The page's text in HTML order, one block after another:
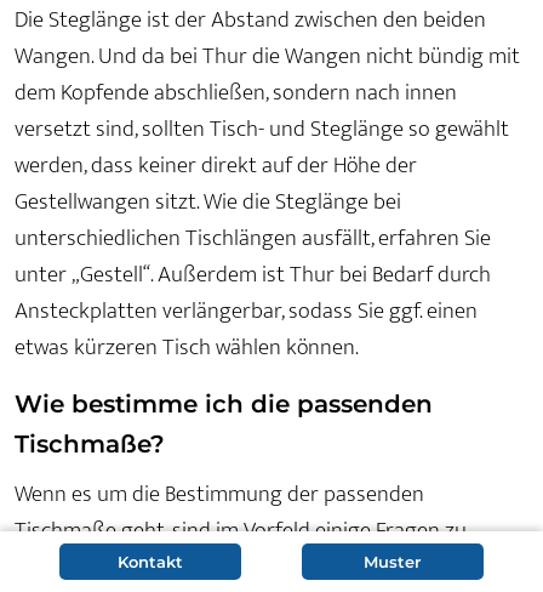
Die Steglänge ist der Abstand zwischen den beiden
Wangen. Und da bei Thur die Wangen nicht bündig mit
dem Kopfende abschließen, sondern nach innen
versetzt sind, sollten Tisch- und Steglänge so gewählt
werden, dass keiner direkt auf der Höhe der
Gestellwangen sitzt. Wie die Steglänge bei
unterschiedlichen Tischlängen ausfällt, erfahren Sie
unter „Gestell“. Außerdem ist Thur bei Bedarf durch
Ansteckplatten verlängerbar, sodass Sie ggf. einen
etwas kürzeren Tisch wählen können.
Wie bestimme ich die passenden
Tischmaße?
Wenn es um die Bestimmung der passenden
Tischmaße geht, sind im Vorfeld einige Fragen zu
klären:
Kontakt Muster